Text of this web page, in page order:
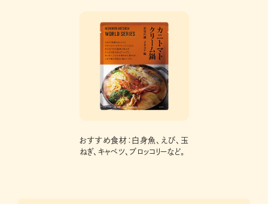
おすすめ食材：白身魚、えび、玉
ねぎ、キャベツ、ブロッコリーなど。